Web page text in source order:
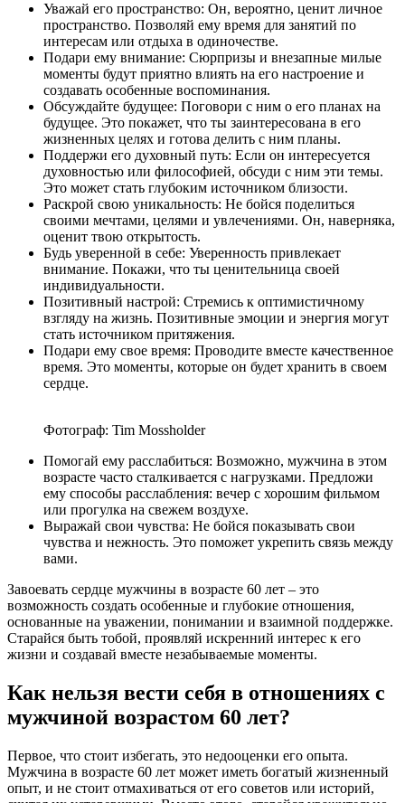
Уважай его пространство: Он, вероятно, ценит личное
пространство. Позволяй ему время для занятий по
интересам или отдыха в одиночестве.
Подари ему внимание: Сюрпризы и внезапные милые
моменты будут приятно влиять на его настроение и
создавать особенные воспоминания.
Обсуждайте будущее: Поговори с ним о его планах на
будущее. Это покажет, что ты заинтересована в его
жизненных целях и готова делить с ним планы.
Поддержи его духовный путь: Если он интересуется
духовностью или философией, обсуди с ним эти темы.
Это может стать глубоким источником близости.
Раскрой свою уникальность: Не бойся поделиться
своими мечтами, целями и увлечениями. Он, наверняка,
оценит твою открытость.
Будь уверенной в себе: Уверенность привлекает
внимание. Покажи, что ты ценительница своей
индивидуальности.
Позитивный настрой: Стремись к оптимистичному
взгляду на жизнь. Позитивные эмоции и энергия могут
стать источником притяжения.
Подари ему свое время: Проводите вместе качественное
время. Это моменты, которые он будет хранить в своем
сердце.
Фотограф: Tim Mossholder
Помогай ему расслабиться: Возможно, мужчина в этом
возрасте часто сталкивается с нагрузками. Предложи
ему способы расслабления: вечер с хорошим фильмом
или прогулка на свежем воздухе.
Выражай свои чувства: Не бойся показывать свои
чувства и нежность. Это поможет укрепить связь между
вами.
Завоевать сердце мужчины в возрасте 60 лет – это
возможность создать особенные и глубокие отношения,
основанные на уважении, понимании и взаимной поддержке.
Старайся быть тобой, проявляй искренний интерес к его
жизни и создавай вместе незабываемые моменты.
Как нельзя вести себя в отношениях с
мужчиной возрастом 60 лет?
Первое, что стоит избегать, это недооценки его опыта.
Мужчина в возрасте 60 лет может иметь богатый жизненный
опыт, и не стоит отмахиваться от его советов или историй,